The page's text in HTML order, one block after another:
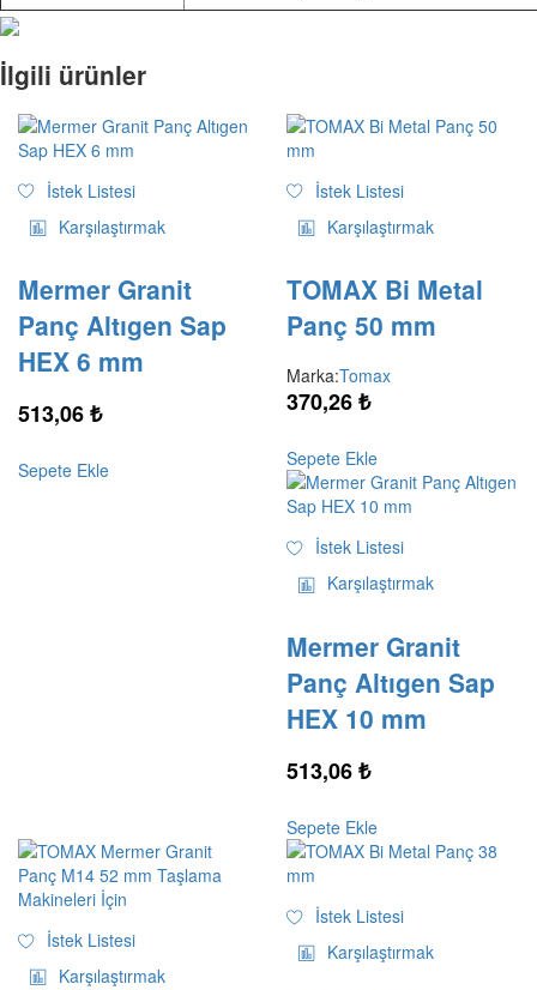
İlgili ürünler
İstek Listesi
Karşılaştırmak
Mermer Granit
Panç Altıgen Sap
HEX 6 mm
513,06₺
Sepete Ekle
İstek Listesi
Karşılaştırmak
TOMAX Bi Metal
Panç 50 mm
Marka:Tomax
370,26₺
Sepete Ekle
İstek Listesi
Karşılaştırmak
Mermer Granit
Panç Altıgen Sap
HEX 10 mm
513,06₺
Sepete Ekle
İstek Listesi
Karşılaştırmak
İstek Listesi
Karşılaştırmak